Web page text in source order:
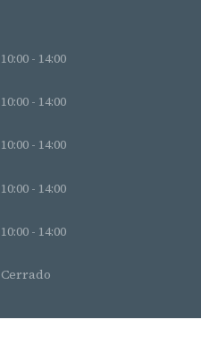
10:00 - 14:00
10:00 - 14:00
10:00 - 14:00
10:00 - 14:00
10:00 - 14:00
Cerrado